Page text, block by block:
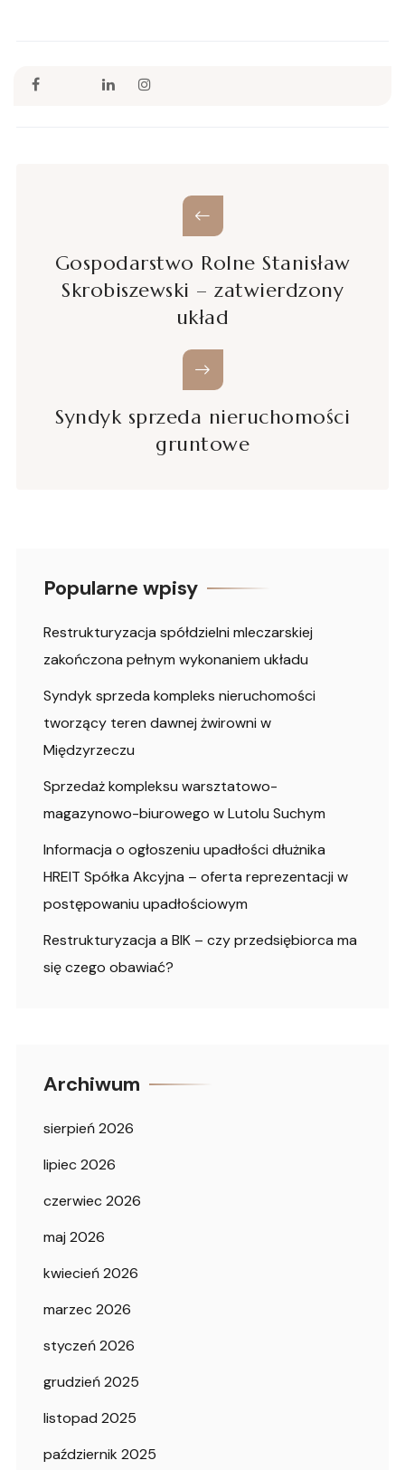
Gospodarstwo Rolne Stanisław
Skrobiszewski – zatwierdzony
układ
Syndyk sprzeda nieruchomości
gruntowe
Popularne wpisy
Restrukturyzacja spółdzielni mleczarskiej
zakończona pełnym wykonaniem układu
Syndyk sprzeda kompleks nieruchomości
tworzący teren dawnej żwirowni w
Międzyrzeczu
Sprzedaż kompleksu warsztatowo-
magazynowo-biurowego w Lutolu Suchym
Informacja o ogłoszeniu upadłości dłużnika
HREIT Spółka Akcyjna – oferta reprezentacji w
postępowaniu upadłościowym
Restrukturyzacja a BIK – czy przedsiębiorca ma
się czego obawiać?
Archiwum
sierpień 2026
lipiec 2026
czerwiec 2026
maj 2026
kwiecień 2026
marzec 2026
styczeń 2026
grudzień 2025
listopad 2025
październik 2025